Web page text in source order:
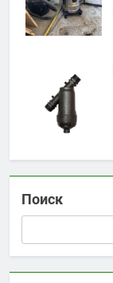
Поиск